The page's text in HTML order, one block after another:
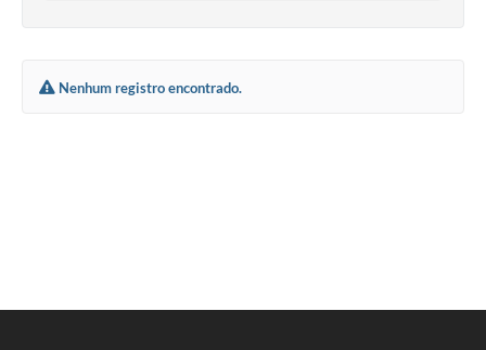
Nenhum registro encontrado.